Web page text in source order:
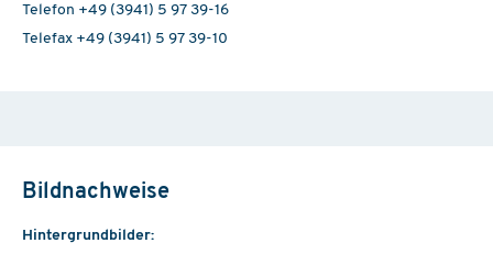
Telefon +49 (3941) 5 97 39-16
Telefax +49 (3941) 5 97 39-10
Bildnachweise
Hintergrundbilder: